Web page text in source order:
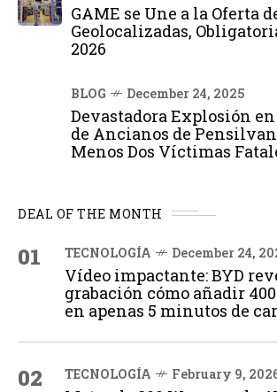
GAME se Une a la Oferta
Geolocalizadas,
2026
BLOG December 24, 2025
Devastadora Explosión
de Ancianos de
Menos Dos Víctimas
DEAL OF THE MONTH
01 TECNOLOGÍA December 24,
Vídeo impactante: BYD
grabación cómo añadir
en apenas 5 minutos de
02 TECNOLOGÍA February 9,